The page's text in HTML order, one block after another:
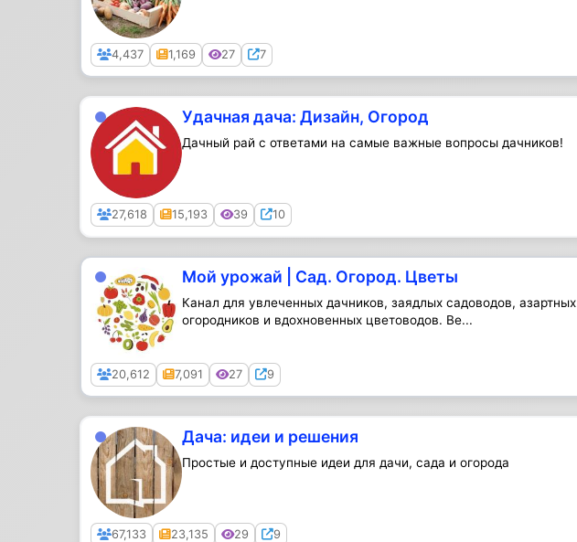
Public
4,437 1,169 27 7
Public
Удачная дача: Дизайн, Огород
Дачный рай с ответами на самые важные вопросы дачников!
27,618 15,193 39 10
Public
Мой урожай | Сад. Огород. Цветы
Канал для увлеченных дачников, заядлых садоводов, азартных
огородников и вдохновенных цветоводов. Ве...
20,612 7,091 27 9
Public
Дача: идеи и решения
Простые и доступные идеи для дачи, сада и огорода
67,133 23,135 29 9